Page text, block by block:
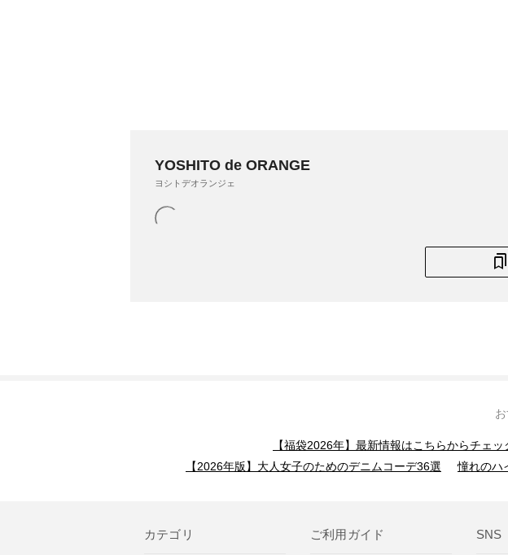
YOSHITO de ORANGE
ヨシトデオランジェ
【福袋2026年】最新情報はこちらからチェッ
【2026年版】大人女子のためのデニムコーデ36選
憧れのハ
カテゴリ ご利用ガイド SNS